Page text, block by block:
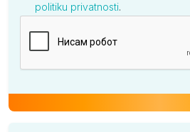
politiku privatnosti.